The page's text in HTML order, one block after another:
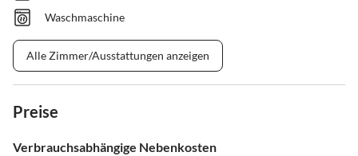
Waschmaschine
Alle Zimmer/Ausstattungen anzeigen
Preise
Verbrauchsabhängige Nebenkosten